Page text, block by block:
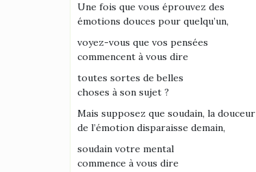
Une fois que vous éprouvez des
émotions douces pour quelqu’un,
voyez-vous que vos pensées
commencent à vous dire
toutes sortes de belles
choses à son sujet ?
Mais supposez que soudain, la douceur
de l’émotion disparaisse demain,
soudain votre mental
commence à vous dire